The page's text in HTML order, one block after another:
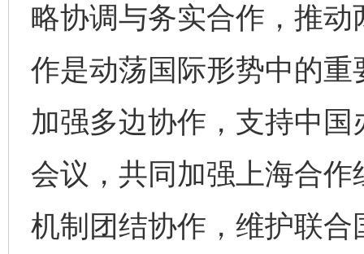
略协调与务实合作，推
作是动荡国际形势中的
加强多边协作，支持中
会议，共同加强上海合
机制团结协作，维护联